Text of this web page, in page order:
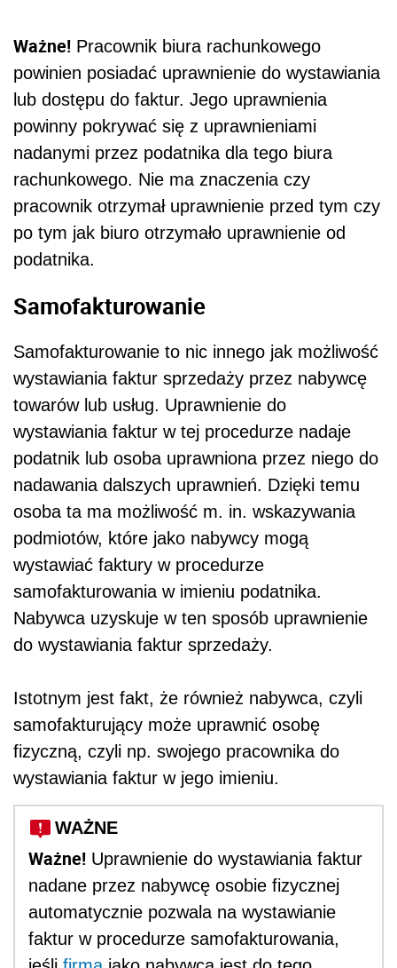
Ważne! Pracownik biura rachunkowego
powinien posiadać uprawnienie do wystawiania
lub dostępu do faktur. Jego uprawnienia
powinny pokrywać się z uprawnieniami
nadanymi przez podatnika dla tego biura
rachunkowego. Nie ma znaczenia czy
pracownik otrzymał uprawnienie przed tym czy
po tym jak biuro otrzymało uprawnienie od
podatnika.
Samofakturowanie
Samofakturowanie to nic innego jak możliwość
wystawiania faktur sprzedaży przez nabywcę
towarów lub usług. Uprawnienie do
wystawiania faktur w tej procedurze nadaje
podatnik lub osoba uprawniona przez niego do
nadawania dalszych uprawnień. Dzięki temu
osoba ta ma możliwość m. in. wskazywania
podmiotów, które jako nabywcy mogą
wystawiać faktury w procedurze
samofakturowania w imieniu podatnika.
Nabywca uzyskuje w ten sposób uprawnienie
do wystawiania faktur sprzedaży.
Istotnym jest fakt, że również nabywca, czyli
samofakturujący może uprawnić osobę
fizyczną, czyli np. swojego pracownika do
wystawiania faktur w jego imieniu.
WAŻNE
Ważne! Uprawnienie do wystawiania faktur
nadane przez nabywcę osobie fizycznej
automatycznie pozwala na wystawianie
faktur w procedurze samofakturowania,